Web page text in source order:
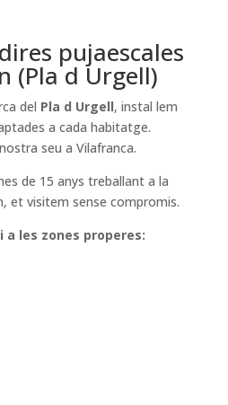
pujaescales
(Pla d Urgell)
del Pla d Urgell, instal lem
a cada habitatge.
seu a Vilafranca.
de 15 anys treballant a la
et visitem sense compromis.
a les zones properes: